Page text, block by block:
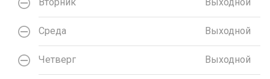
Вторник Выходной
Среда Выходной
Четверг Выходной